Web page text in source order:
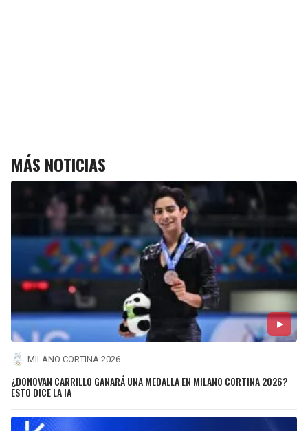
MÁS NOTICIAS
MILANO CORTINA 2026
¿DONOVAN CARRILLO GANARÁ UNA MEDALLA EN MILANO CORTINA 2026?
ESTO DICE LA IA